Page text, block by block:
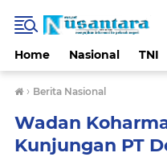
Home Nasional TNI
› Berita Nasional
Wadan
Kunjungan PT